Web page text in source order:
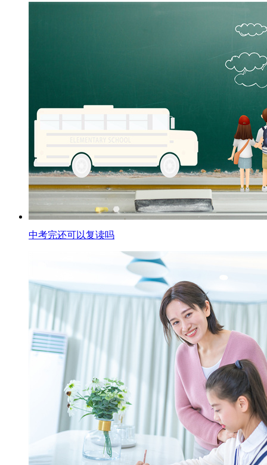
中考完还可以复读吗